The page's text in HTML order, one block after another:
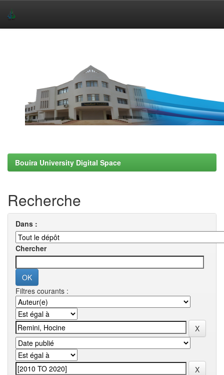
Bouira University Digital Space
Recherche
Dans :
Chercher
Filtres courants :